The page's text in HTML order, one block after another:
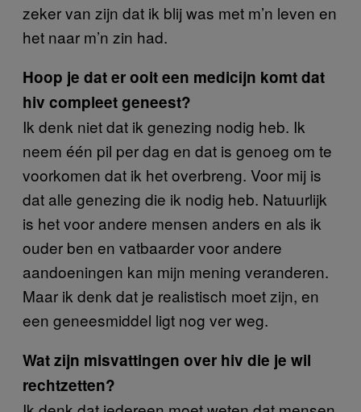
zeker van zijn dat ik blij was met m’n leven en
het naar m’n zin had.
Hoop je dat er ooit een medicijn komt dat
hiv compleet geneest?
Ik denk niet dat ik genezing nodig heb. Ik
neem één pil per dag en dat is genoeg om te
voorkomen dat ik het overbreng. Voor mij is
dat alle genezing die ik nodig heb. Natuurlijk
is het voor andere mensen anders en als ik
ouder ben en vatbaarder voor andere
aandoeningen kan mijn mening veranderen.
Maar ik denk dat je realistisch moet zijn, en
een geneesmiddel ligt nog ver weg.
Wat zijn misvattingen over hiv die je wil
rechtzetten?